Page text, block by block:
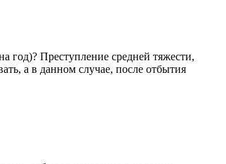
год)? Преступление средней тяжести,
а в данном случае, после отбытия